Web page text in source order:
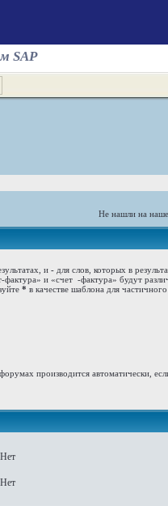
SAP
Не нашли на
и - для слов, которых в
фактура» и «счет -фактура» будут
* в качестве шаблона для частичного
производится автоматически,
Нет
Нет